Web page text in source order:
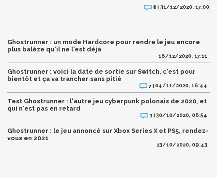
8 | 31/12/2020, 17:00
Ghostrunner : un mode Hardcore pour rendre le jeu encore
plus balèze qu'il ne l'est déjà
16/12/2020, 17:11
Ghostrunner : voici la date de sortie sur Switch, c'est pour
bientôt et ça va trancher sans pitié
7 | 04/11/2020, 16:44
Test Ghostrunner : l'autre jeu cyberpunk polonais de 2020, et
qui n'est pas en retard
3 | 30/10/2020, 06:54
Ghostrunner : le jeu annoncé sur Xbox Series X et PS5, rendez-
vous en 2021
23/10/2020, 09:43